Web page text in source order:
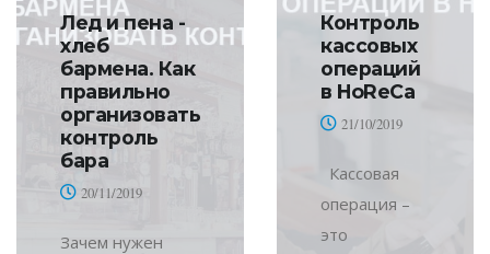
Лед и пена -
хлеб
бармена. Как
правильно
организовать
контроль
бара
20/11/2019
Зачем нужен
Контроль
кассовых
операций
в HoReCa
21/10/2019
Кассовая
операция –
это